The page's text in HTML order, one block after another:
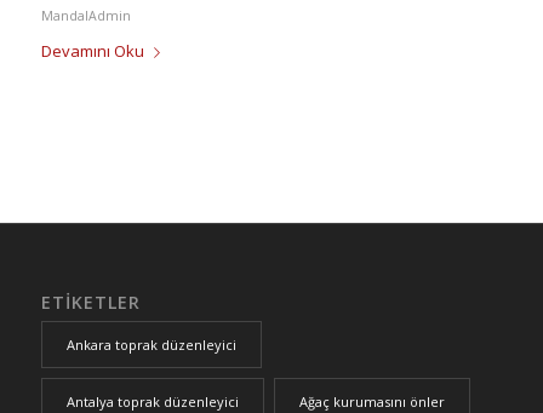
MandalAdmin
Devamını Oku
ETIKETLER
Ankara toprak düzenleyici
Antalya toprak düzenleyici Ağaç kurumasını önler